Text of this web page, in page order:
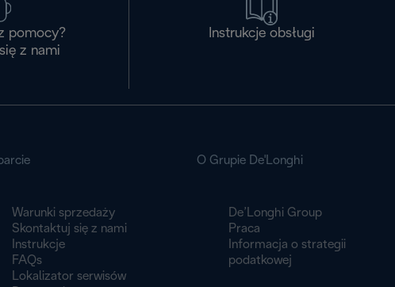
pomocy?
z nami
Instrukcje obsługi
Warunki sprzedaży
Skontaktuj się z nami
Instrukcje
FAQs
Lokalizator serwisów
O Grupie De'Longhi
De’Longhi Group
Praca
Informacja o strategii
podatkowej